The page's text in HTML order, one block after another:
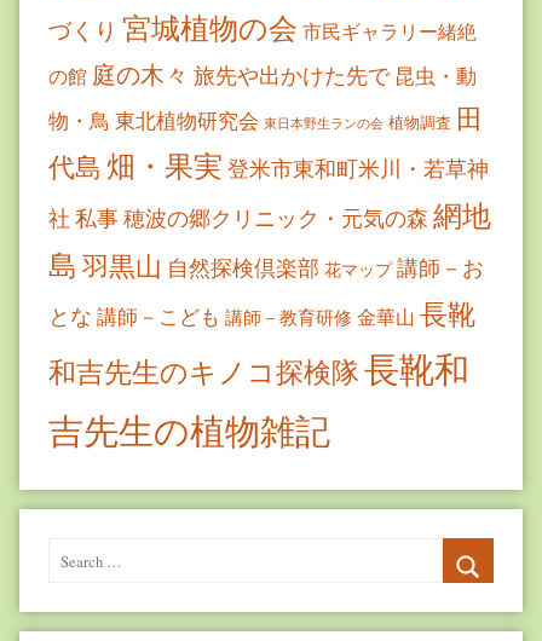
づくり 宮城植物の会 市民ギャラリー緒絶
の館 庭の木々 旅先や出かけた先で 昆虫・動
物・鳥 東北植物研究会 東日本野生ランの会 植物調査 田
代島 畑・果実 登米市東和町米川・若草神
社 私事穂波の郷クリニック・元気の森 網地
島 羽黒山 自然探検倶楽部 花マップ 講師－お
とな 講師－こども 講師－教育研修 金華山 長靴
和吉先生のキノコ探検隊長靴和
吉先生の植物雑記
Search